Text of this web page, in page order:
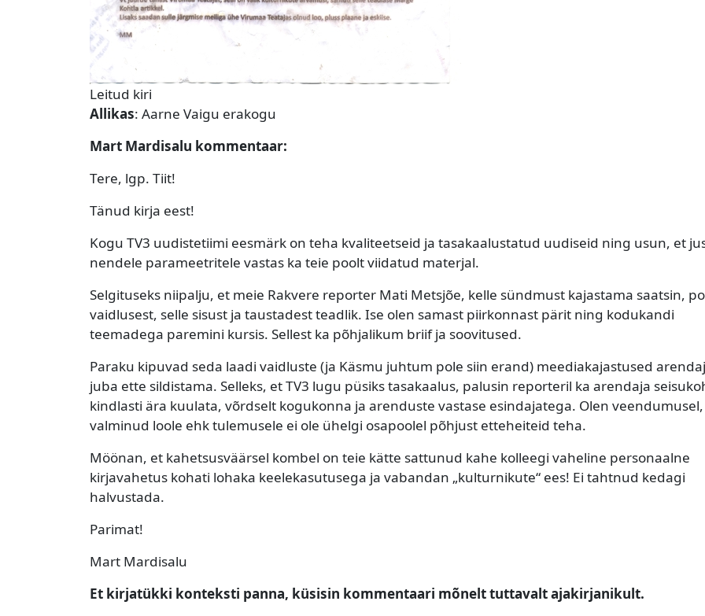
Leitud kiri
Allikas: Aarne Vaigu erakogu
Mart Mardisalu kommentaar:
Tere, lgp. Tiit!
Tänud kirja eest!
Kogu TV3 uudistetiimi eesmärk on teha kvaliteetseid ja tasakaalustatud uudiseid ning usun, et
nendele parameetritele vastas ka teie poolt viidatud materjal.
Selgituseks niipalju, et meie Rakvere reporter Mati Metsjõe, kelle sündmust kajastama saatsin,
vaidlusest, selle sisust ja taustadest teadlik. Ise olen samast piirkonnast pärit ning kodukandi
teemadega paremini kursis. Sellest ka põhjalikum briif ja soovitused.
Paraku kipuvad seda laadi vaidluste (ja Käsmu juhtum pole siin erand) meediakajastused
juba ette sildistama. Selleks, et TV3 lugu püsiks tasakaalus, palusin reporteril ka arendaja
kindlasti ära kuulata, võrdselt kogukonna ja arenduste vastase esindajatega. Olen
valminud loole ehk tulemusele ei ole ühelgi osapoolel põhjust etteheiteid teha.
Möönan, et kahetsusväärsel kombel on teie kätte sattunud kahe kolleegi vaheline personaalne
kirjavahetus kohati lohaka keelekasutusega ja vabandan „kulturnikute“ ees! Ei tahtnud kedagi
halvustada.
Parimat!
Mart Mardisalu
Et kirjatükki konteksti panna, küsisin kommentaari mõnelt tuttavalt ajakirjanikult.